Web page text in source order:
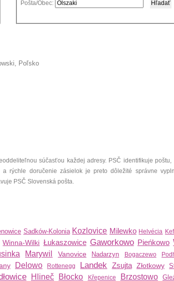
Pošta/Obec:
Poľsko
súčasťou každej adresy. PSČ identifikuje poštu,
a rýchle doručenie zásielok je preto dôležité správne
PSČ Slovenská pošta.
Sadków-Kolonia Kozlovice Milewko Helvécia
Winna-Wilki Łukaszowice Gaworkowo Pieńkowo
Marywil Vanovice Nadarzyn Bogaczewo
Delowo Rottenegg Landek Zsujta Złotkowy
Hlineč Błocko Křepenice Brzostowo